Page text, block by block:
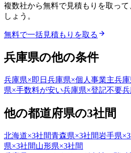
複数社から無料で見積もりを取っ
しょう。
無料で一括見積もりを取る
兵庫県の他の条件
兵庫県×即日 兵庫県×個人事業主兵
県×手数料が安い兵庫県×登記不要
他の都道府県の3社間
北海道×3社間青森県×3社間岩手県×
県×3社間山形県×3社間